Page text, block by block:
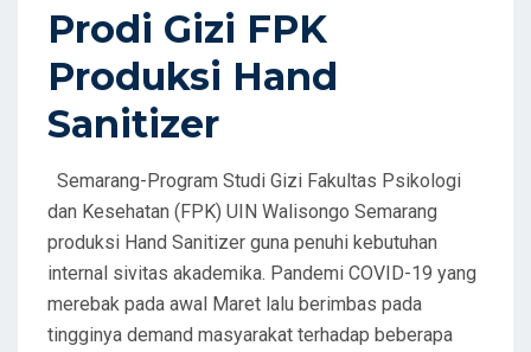
O
N
Prodi Gizi FPK
Produksi Hand
Sanitizer
Semarang-Program Studi Gizi Fakultas Psikologi
dan Kesehatan (FPK) UIN Walisongo Semarang
produksi Hand Sanitizer guna penuhi kebutuhan
internal sivitas akademika. Pandemi COVID-19 yang
merebak pada awal Maret lalu berimbas pada
tingginya demand masyarakat terhadap beberapa